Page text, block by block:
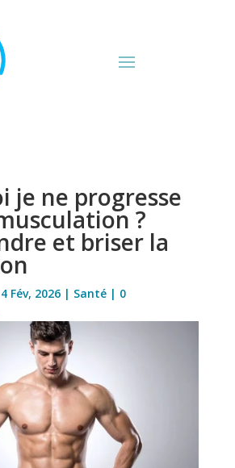
je ne progresse
?
et briser la
4 Fév, 2026| Santé| 0